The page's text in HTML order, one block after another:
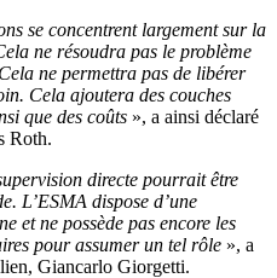
se concentrent largement sur la
ne résoudra pas le problème
ne permettra pas de libérer
Cela ajoutera des couches
que des coûts », a ainsi déclaré
Roth.
directe pourrait être
L’ESMA dispose d’une
et ne possède pas encore les
pour assumer un tel rôle », a
Giancarlo Giorgetti.